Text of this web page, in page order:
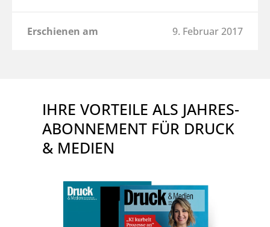
Erschienen am 9. Februar 2017
IHRE VORTEILE ALS JAHRES-
ABONNEMENT FÜR DRUCK
& MEDIEN